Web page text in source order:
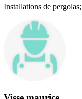
Installations de